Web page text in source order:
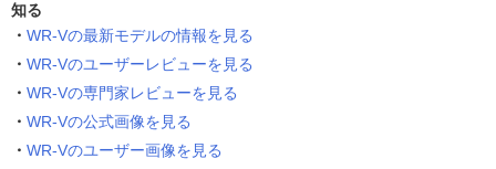
知る
WR-Vの最新モデルの情報を見る
WR-Vのユーザーレビューを見る
WR-Vの専門家レビューを見る
WR-Vの公式画像を見る
WR-Vのユーザー画像を見る